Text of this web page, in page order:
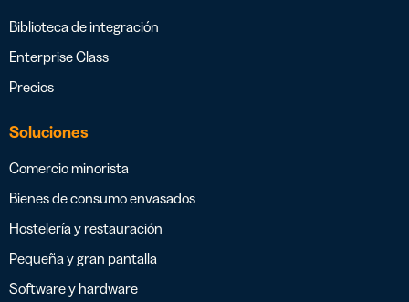
Biblioteca de integración
Enterprise Class
Precios
Soluciones
Comercio minorista
Bienes de consumo envasados
Hostelería y restauración
Pequeña y gran pantalla
Software y hardware